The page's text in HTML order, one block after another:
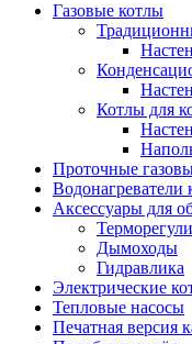
Газовые котлы
Котлы для
Проточные
Водонагреватели
Аксессуары для
Дымоходы
Гидравлика
Электрические
Тепловые насосы
Печатная версия